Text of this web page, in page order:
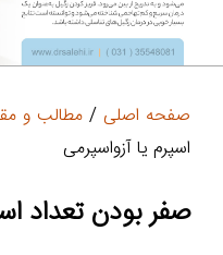
صفحه اصلی / مطالب و
اسپرم یا آزواسپرمی
صفر بودن تعداد